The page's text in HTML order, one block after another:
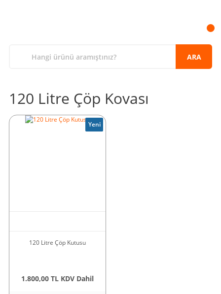
ARA
120 Litre Çöp Kovası
Yeni
120 Litre Çöp Kutusu
1.800,00 TL KDV Dahil